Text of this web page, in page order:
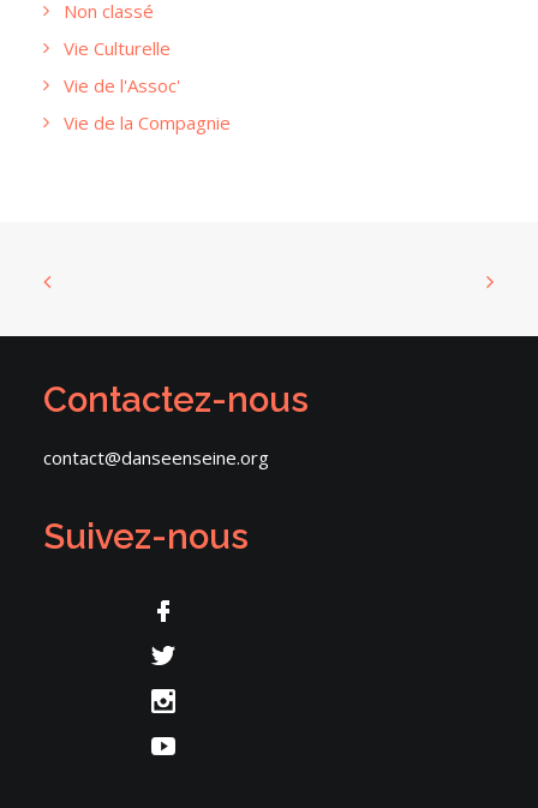
Non classé
Vie Culturelle
Vie de l'Assoc'
Vie de la Compagnie
Contactez-nous
contact@danseenseine.org
Suivez-nous